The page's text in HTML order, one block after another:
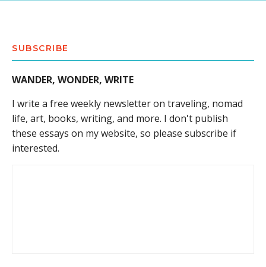
SUBSCRIBE
WANDER, WONDER, WRITE
I write a free weekly newsletter on traveling, nomad
life, art, books, writing, and more. I don't publish
these essays on my website, so please subscribe if
interested.